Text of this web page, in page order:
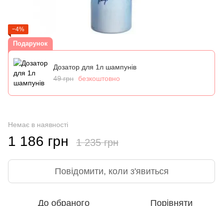
−4%
Подарунок
Дозатор для 1л шампунів
49 грн
безкоштовно
Немає в наявності
1 186 грн 1 235 грн
Повідомити, коли з'явиться
До обраного Порівняти